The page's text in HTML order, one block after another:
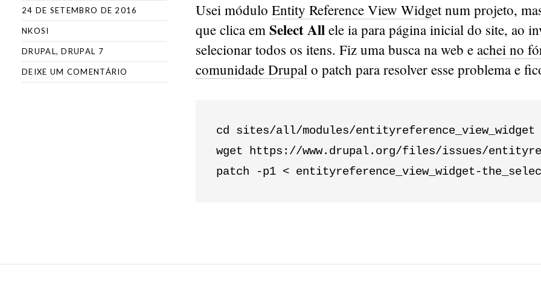
24 DE SETEMBRO DE 2016
NKOSI
DRUPAL,DRUPAL 7
DEIXE UM COMENTÁRIO
Usei módulo Entity Reference View Widgetnum projeto,
que clica em Select All ele ia para página inicial do site, ao
selecionar todos os itens. Fiz uma busca na web e achei no
comunidade Drupal o patch para resolver esse problema e
cd sites/all/modules/entityreference_view_widget
wget https://www.drupal.org/files/issues/
patch -p1 < entityreference_view_widget-